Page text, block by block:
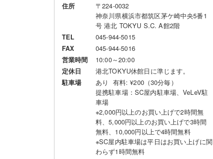
住所
〒224-0032
神奈川県横浜市都筑区茅ケ崎中央5番1
号 港北 TOKYU S.C. A館2階
TEL 045-944-5015
FAX 045-944-5016
営業時間 10:00～20:00
定休日 港北TOKYU休館日に準じます。
駐車場
あり 有料: ¥200（30分毎）
提携駐車場：SC屋内駐車場、VeLeV駐
車場
※2,000円以上のお買い上げで2時間無
料、5,000円以上のお買い上げで3時間
無料、10,000円以上で4時間無料
※SC屋内駐車場は平日はお買い上げに関
わらず1時間無料